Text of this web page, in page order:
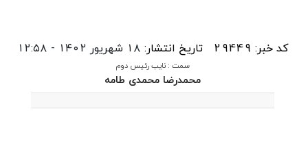
کد خبر: 29449 تاریخ انتشار: ۱۸ شهریور ۱۴۰۲ - ۱۲:۵۸
سمت : نایب رئیس دوم
محمدرضا محمدی طامه